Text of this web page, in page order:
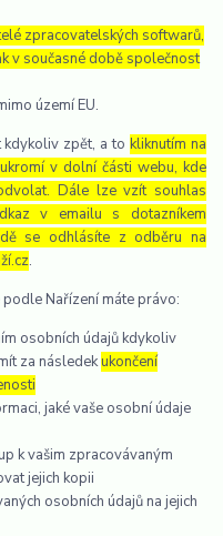
zpracovatelských softwarů,
v současné době společnost
území EU.
zpět, a to kliknutím na
v dolní části webu, kde
Dále lze vzít souhlas
v emailu s dotazníkem
se odhlásíte z odběru na
.
Nařízení máte právo:
osobních údajů kdykoliv
za následekukončení
jaké vaše osobní údaje
k vašim zpracovávaným
jejich kopii
osobních údajů na jejich